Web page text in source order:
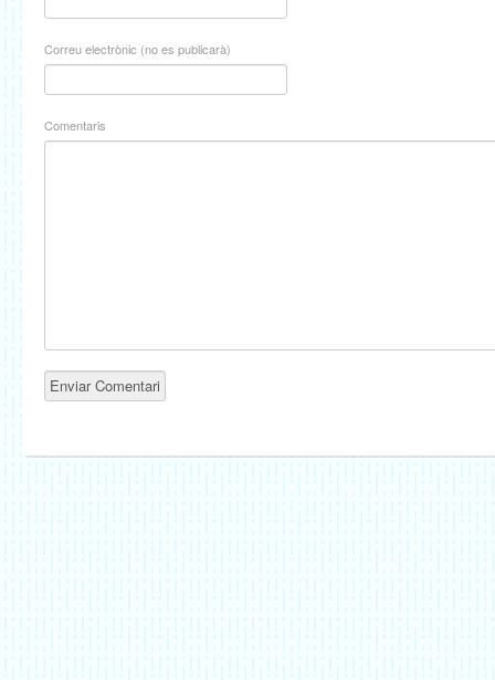
Correu electrònic (no es publicarà)
Comentaris